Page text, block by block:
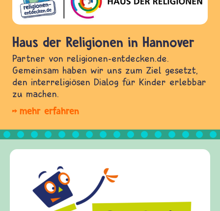
Haus der Religionen in Hannover
Partner von religionen-entdecken.de.
Gemeinsam haben wir uns zum Ziel gesetzt,
den interreligiösen Dialog für Kinder erlebbar
zu machen.
mehr erfahren
Frieden Fragen
frieden-fragen.de ist ein Internet-Angebot für